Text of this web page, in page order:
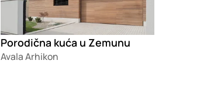
Porodična kuća u Zemunu
Avala Arhikon